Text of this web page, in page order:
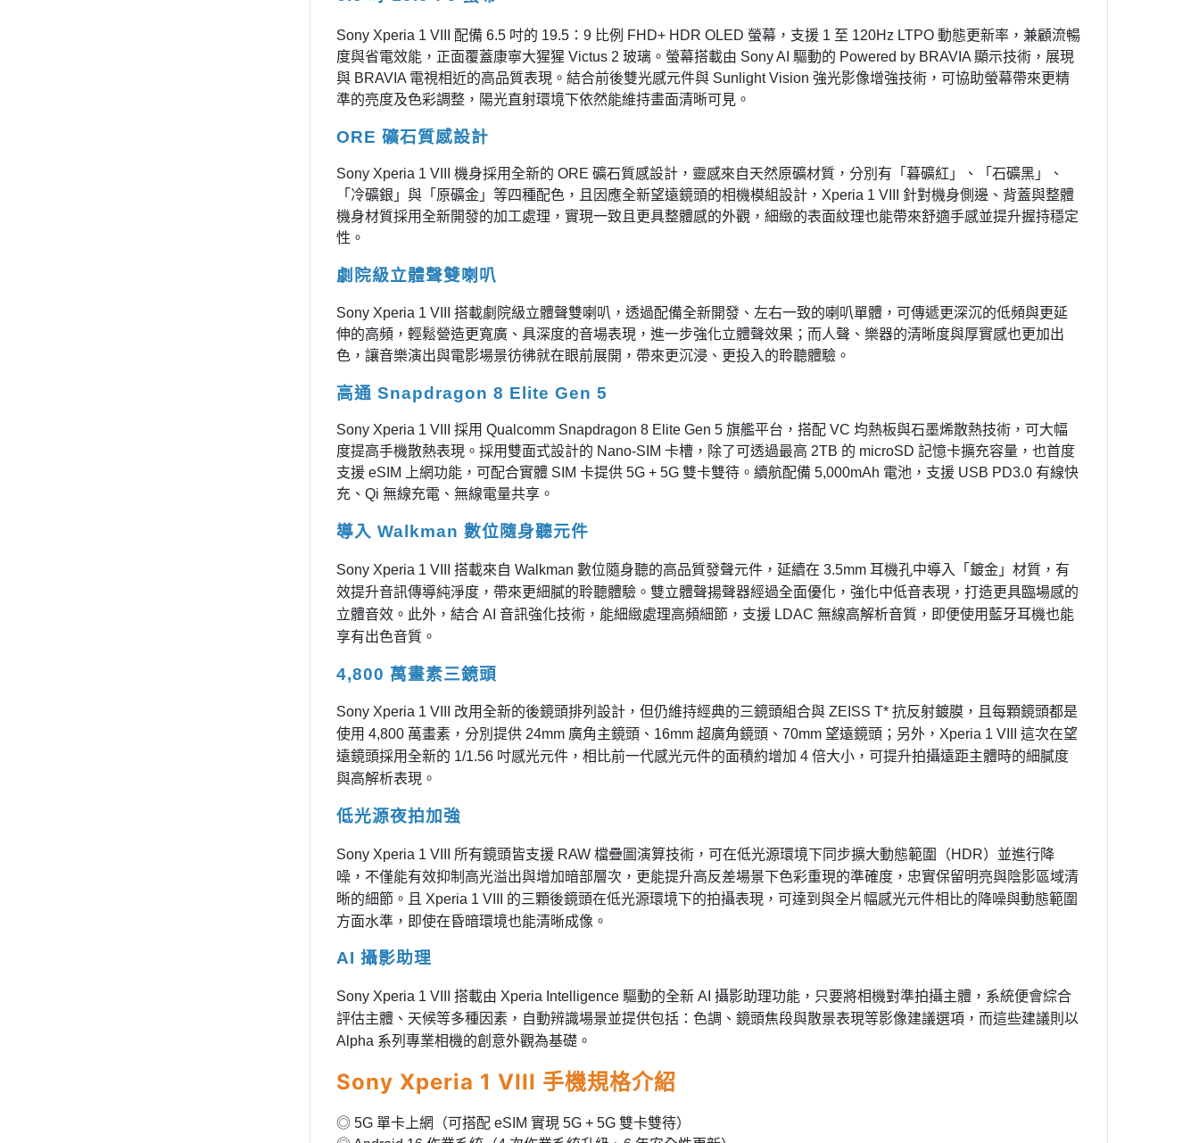
Sony Xperia 1 VIII 配備 6.5 吋的 19.5：9 比例 FHD+ HDR OLED 螢幕，支援 1 至 120Hz LTPO 動態更新率，兼顧流暢
度與省電效能，正面覆蓋康寧大猩猩 Victus 2 玻璃。螢幕搭載由 Sony AI 驅動的 Powered by BRAVIA 顯示技術，展現
與 BRAVIA 電視相近的高品質表現。結合前後雙光感元件與 Sunlight Vision 強光影像增強技術，可協助螢幕帶來更精
準的亮度及色彩調整，陽光直射環境下依然能維持畫面清晰可見。
ORE 礦石質感設計
Sony Xperia 1 VIII 機身採用全新的 ORE 礦石質感設計，靈感來自天然原礦材質，分別有「暮礦紅」、「石礦黑」、
「冷礦銀」與「原礦金」等四種配色，且因應全新望遠鏡頭的相機模組設計，Xperia 1 VIII 針對機身側邊、背蓋與整體
機身材質採用全新開發的加工處理，實現一致且更具整體感的外觀，細緻的表面紋理也能帶來舒適手感並提升握持穩定
性。
劇院級立體聲雙喇叭
Sony Xperia 1 VIII 搭載劇院級立體聲雙喇叭，透過配備全新開發、左右一致的喇叭單體，可傳遞更深沉的低頻與更延
伸的高頻，輕鬆營造更寬廣、具深度的音場表現，進一步強化立體聲效果；而人聲、樂器的清晰度與厚實感也更加出
色，讓音樂演出與電影場景彷彿就在眼前展開，帶來更沉浸、更投入的聆聽體驗。
高通 Snapdragon 8 Elite Gen 5
Sony Xperia 1 VIII 採用 Qualcomm Snapdragon 8 Elite Gen 5 旗艦平台，搭配 VC 均熱板與石墨烯散熱技術，可大幅
度提高手機散熱表現。採用雙面式設計的 Nano-SIM 卡槽，除了可透過最高 2TB 的 microSD 記憶卡擴充容量，也首度
支援 eSIM 上網功能，可配合實體 SIM 卡提供 5G + 5G 雙卡雙待。續航配備 5,000mAh 電池，支援 USB PD3.0 有線快
充、Qi 無線充電、無線電量共享。
導入 Walkman 數位隨身聽元件
Sony Xperia 1 VIII 搭載來自 Walkman 數位隨身聽的高品質發聲元件，延續在 3.5mm 耳機孔中導入「鍍金」材質，有
效提升音訊傳導純淨度，帶來更細膩的聆聽體驗。雙立體聲揚聲器經過全面優化，強化中低音表現，打造更具臨場感的
立體音效。此外，結合 AI 音訊強化技術，能細緻處理高頻細節，支援 LDAC 無線高解析音質，即便使用藍牙耳機也能
享有出色音質。
4,800 萬畫素三鏡頭
Sony Xperia 1 VIII 改用全新的後鏡頭排列設計，但仍維持經典的三鏡頭組合與 ZEISS T* 抗反射鍍膜，且每顆鏡頭都是
使用 4,800 萬畫素，分別提供 24mm 廣角主鏡頭、16mm 超廣角鏡頭、70mm 望遠鏡頭；另外，Xperia 1 VIII 這次在望
遠鏡頭採用全新的 1/1.56 吋感光元件，相比前一代感光元件的面積約增加 4 倍大小，可提升拍攝遠距主體時的細膩度
與高解析表現。
低光源夜拍加強
Sony Xperia 1 VIII 所有鏡頭皆支援 RAW 檔疊圖演算技術，可在低光源環境下同步擴大動態範圍（HDR）並進行降
噪，不僅能有效抑制高光溢出與增加暗部層次，更能提升高反差場景下色彩重現的準確度，忠實保留明亮與陰影區域清
晰的細節。且 Xperia 1 VIII 的三顆後鏡頭在低光源環境下的拍攝表現，可達到與全片幅感光元件相比的降噪與動態範圍
方面水準，即使在昏暗環境也能清晰成像。
AI 攝影助理
Sony Xperia 1 VIII 搭載由 Xperia Intelligence 驅動的全新 AI 攝影助理功能，只要將相機對準拍攝主體，系統便會綜合
評估主體、天候等多種因素，自動辨識場景並提供包括：色調、鏡頭焦段與散景表現等影像建議選項，而這些建議則以
Alpha 系列專業相機的創意外觀為基礎。
Sony Xperia 1 VIII 手機規格介紹
◎ 5G 單卡上網（可搭配 eSIM 實現 5G + 5G 雙卡雙待）